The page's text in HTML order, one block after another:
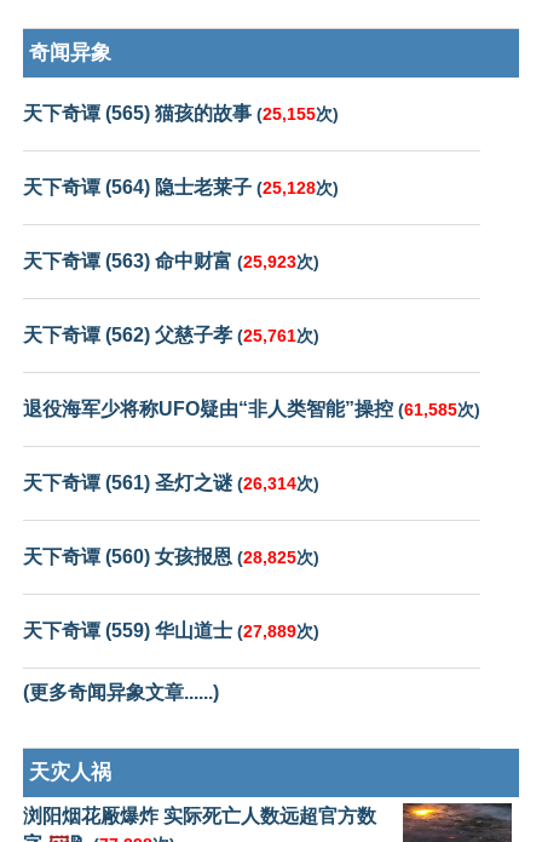
奇闻异象
天下奇谭 (565) 猫孩的故事 (25,155次)
天下奇谭 (564) 隐士老莱子 (25,128次)
天下奇谭 (563) 命中财富 (25,923次)
天下奇谭 (562) 父慈子孝 (25,761次)
退役海军少将称UFO疑由“非人类智能”操控 (61,585次)
天下奇谭 (561) 圣灯之谜(26,314次)
天下奇谭 (560) 女孩报恩 (28,825次)
天下奇谭 (559) 华山道士 (27,889次)
(更多奇闻异象文章......)
天灾人祸
浏阳烟花厰爆炸 实际死亡人数远超官方数